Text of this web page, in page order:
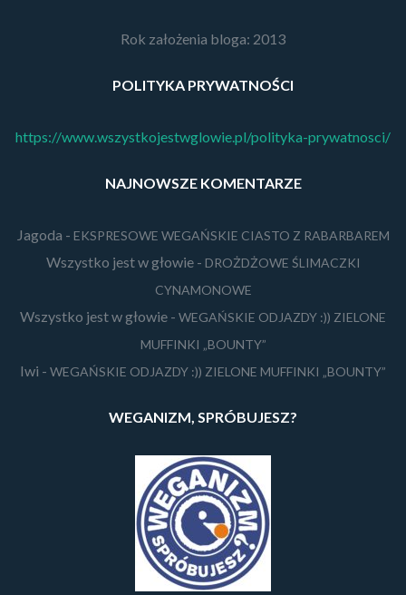
Rok założenia bloga: 2013
POLITYKA PRYWATNOŚCI
https://www.wszystkojestwglowie.pl/polityka-prywatnosci/
NAJNOWSZE KOMENTARZE
Jagoda - EKSPRESOWE WEGAŃSKIE CIASTO Z RABARBAREM
Wszystko jest w głowie- DROŻDŻOWE ŚLIMACZKI
CYNAMONOWE
Wszystko jest w głowie - WEGAŃSKIE ODJAZDY :)) ZIELONE
MUFFINKI „BOUNTY”
Iwi - WEGAŃSKIE ODJAZDY :)) ZIELONE MUFFINKI „BOUNTY”
WEGANIZM, SPRÓBUJESZ?